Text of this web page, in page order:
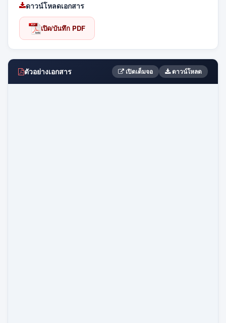
ดาวน์โหลดเอกสาร
เปิด/บันทึก PDF
ตัวอย่างเอกสาร เปิดเต็มจอ ดาวน์โหลด